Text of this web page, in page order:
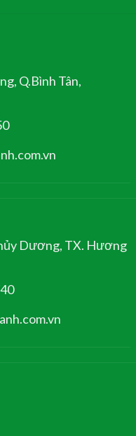
Q.Bình Tân,
Dương, TX. Hương